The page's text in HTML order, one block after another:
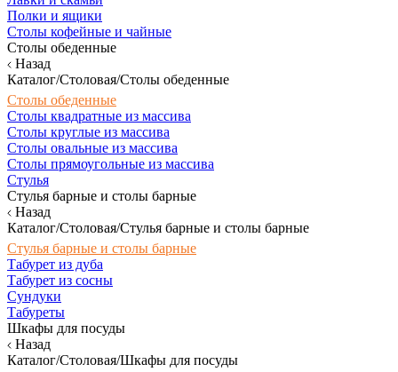
Полки и ящики
Столы кофейные и чайные
Столы обеденные
Назад
Каталог/Столовая/Столы обеденные
Столы обеденные
Столы квадратные из массива
Столы круглые из массива
Столы овальные из массива
Столы прямоугольные из массива
Стулья
Стулья барные и столы барные
Назад
Каталог/Столовая/Стулья барные и столы барные
Стулья барные и столы барные
Табурет из дуба
Табурет из сосны
Сундуки
Табуреты
Шкафы для посуды
Назад
Каталог/Столовая/Шкафы для посуды